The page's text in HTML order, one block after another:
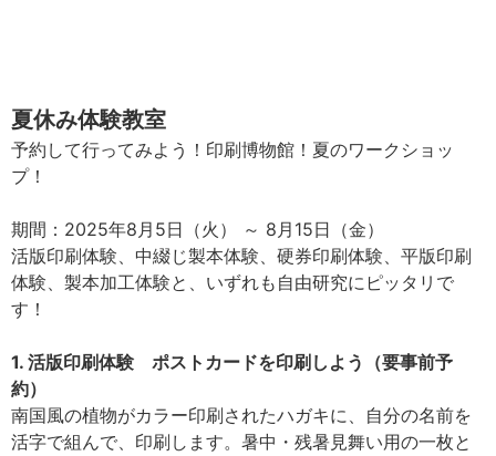
夏休み体験教室
予約して行ってみよう！印刷博物館！夏のワークショッ
プ！
期間：2025年8月5日（火） ～ 8月15日（金）
活版印刷体験、中綴じ製本体験、硬券印刷体験、平版印刷
体験、製本加工体験と、いずれも自由研究にピッタリで
す！
1. 活版印刷体験 ポストカードを印刷しよう（要事前予
約）
南国風の植物がカラー印刷されたハガキに、自分の名前を
活字で組んで、印刷します。暑中・残暑見舞い用の一枚と